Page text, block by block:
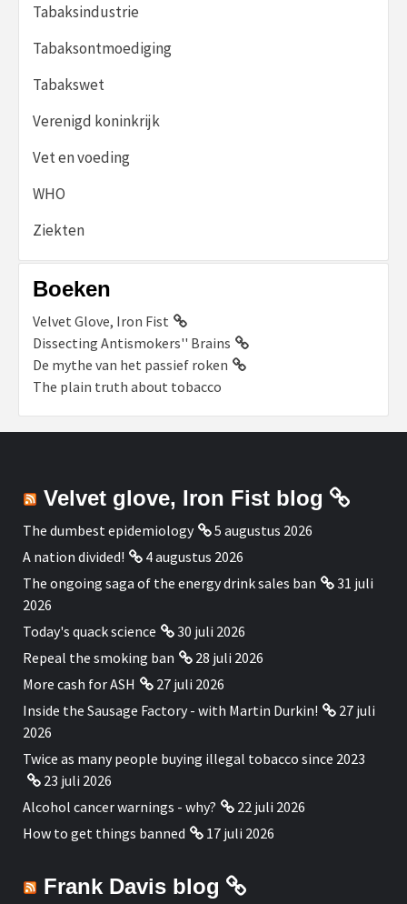
Tabaksindustrie
Tabaksontmoediging
Tabakswet
Verenigd koninkrijk
Vet en voeding
WHO
Ziekten
Boeken
Velvet Glove, Iron Fist
Dissecting Antismokers'' Brains
De mythe van het passief roken
The plain truth about tobacco
Velvet glove, Iron Fist blog
The dumbest epidemiology
5 augustus 2026
A nation divided!
4 augustus 2026
The ongoing saga of the energy drink sales ban
31 juli
2026
Today's quack science
30 juli 2026
Repeal the smoking ban
28 juli 2026
More cash for ASH
27 juli 2026
Inside the Sausage Factory - with Martin Durkin!
27 juli
2026
Twice as many people buying illegal tobacco since 2023
23 juli 2026
Alcohol cancer warnings - why?
22 juli 2026
How to get things banned
17 juli 2026
Frank Davis blog